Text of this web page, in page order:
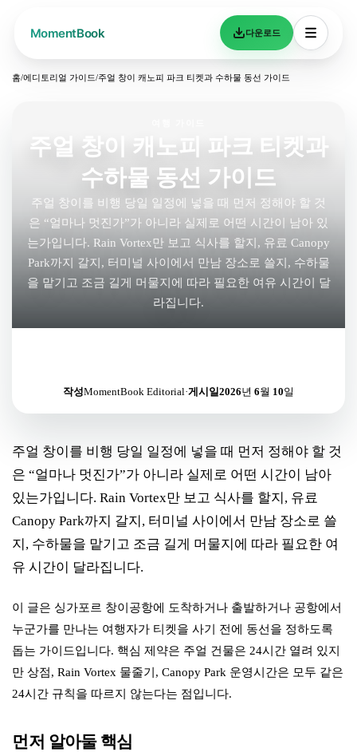
다운로드
홈/에디토리얼 가이드/주얼 창이 캐노피 파크 티켓과 수하물 동선 가이드
주얼 창이 캐노피 파크 티켓과
수하물 동선 가이드
주얼 창이를 비행 당일 일정에 넣을 때 먼저 정해야 할 것
은 “얼마나 멋진가”가 아니라 실제로 어떤 시간이 남아 있
는가입니다. Rain Vortex만 보고 식사를 할지, 유료 Canopy
Park까지 갈지, 터미널 사이에서 만남 장소로 쓸지, 수하물
을 맡기고 조금 길게 머물지에 따라 필요한 여유 시간이 달
라집니다.
작성MomentBook Editorial·게시일2026년 6월 10일
주얼 창이를 비행 당일 일정에 넣을 때 먼저 정해야 할 것
은 “얼마나 멋진가”가 아니라 실제로 어떤 시간이 남아
있는가입니다. Rain Vortex만 보고 식사를 할지, 유료
Canopy Park까지 갈지, 터미널 사이에서 만남 장소로 쓸
지, 수하물을 맡기고 조금 길게 머물지에 따라 필요한 여
유 시간이 달라집니다.
이 글은 싱가포르 창이공항에 도착하거나 출발하거나 공항에서
누군가를 만나는 여행자가 티켓을 사기 전에 동선을 정하도록
돕는 가이드입니다. 핵심 제약은 주얼 건물은 24시간 열려 있지
만 상점, Rain Vortex 물줄기, Canopy Park 운영시간은 모두 같은
24시간 규칙을 따르지 않는다는 점입니다.
먼저 알아둘 핵심